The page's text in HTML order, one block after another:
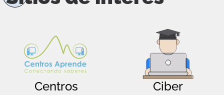
Centros
Ciber